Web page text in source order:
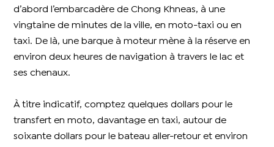
d’abord l’embarcadère de Chong Khneas, à une
vingtaine de minutes de la ville, en moto-taxi ou en
taxi. De là, une barque à moteur mène à la réserve en
environ deux heures de navigation à travers le lac et
ses chenaux.
À titre indicatif, comptez quelques dollars pour le
transfert en moto, davantage en taxi, autour de
soixante dollars pour le bateau aller-retour et environ